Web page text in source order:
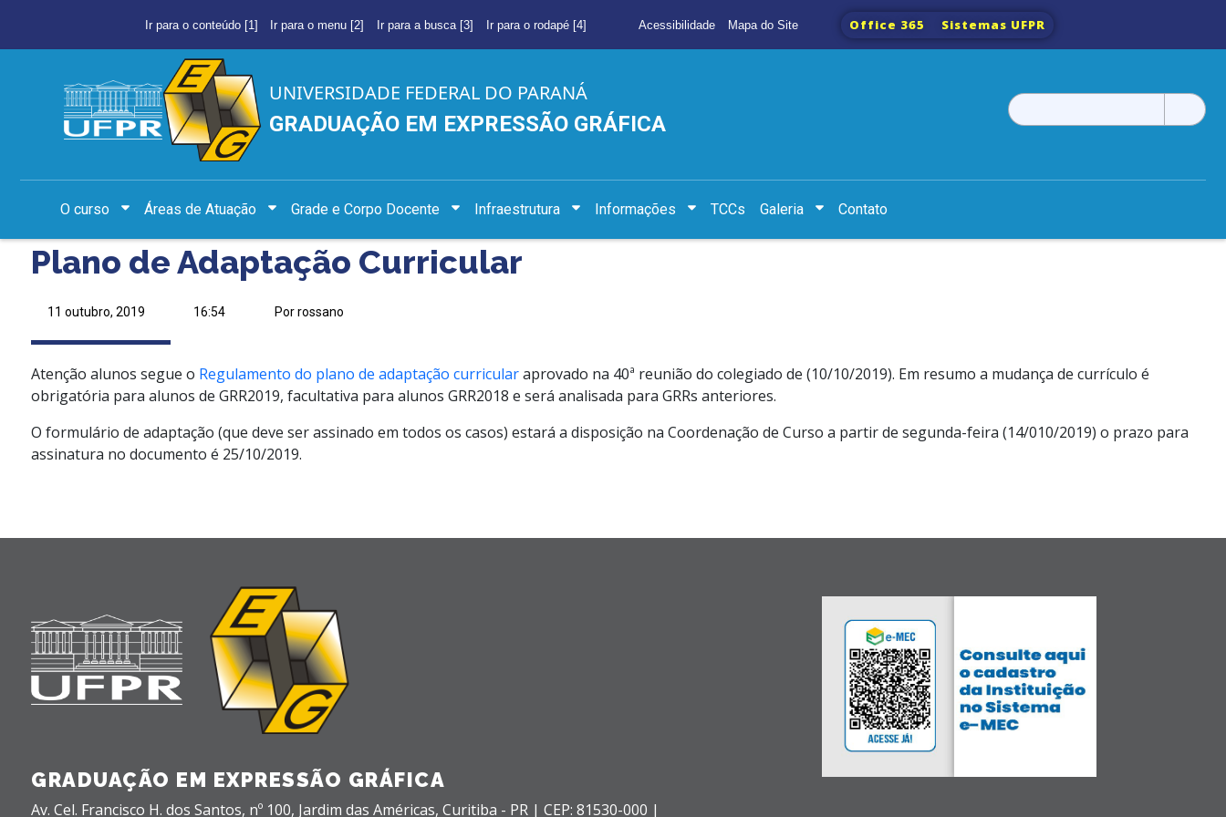
Ir para o conteúdo [1] Ir para o menu [2] Ir para a busca [3] Ir para o rodapé [4] Acessibilidade Mapa do Site Office 365 Sistemas UFPR
UNIVERSIDADE FEDERAL DO PARANÁ
GRADUAÇÃO EM EXPRESSÃO GRÁFICA
Pesquisar
por:
O curso Áreas de Atuação Grade e Corpo Docente Infraestrutura Informações TCCs Galeria Contato
Plano de Adaptação Curricular
11 outubro, 2019 16:54 Por rossano
Atenção alunos segue o Regulamento do plano de adaptação curricularaprovado na 40ª reunião do colegiado de (10/10/2019). Em resumo a mudança de currículo é
obrigatória para alunos de GRR2019, facultativa para alunos GRR2018 e será analisada para GRRs anteriores.
O formulário de adaptação (que deve ser assinado em todos os casos) estará a disposição na Coordenação de Curso a partir de segunda-feira (14/010/2019) o prazo para
assinatura no documento é 25/10/2019.
GRADUAÇÃO EM EXPRESSÃO GRÁFICA
Av. Cel. Francisco H. dos Santos, nº 100, Jardim das Américas, Curitiba - PR | CEP: 81530-000 |